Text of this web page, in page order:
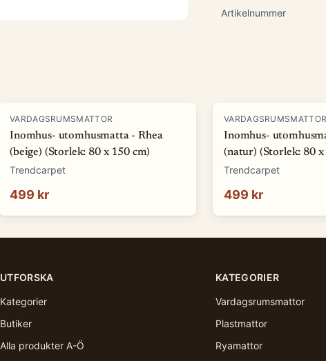
Artikelnummer
VARDAGSRUMSMATTOR
Inomhus- utomhusmatta - Rhea
(beige) (Storlek: 80 x 150 cm)
Trendcarpet
499 kr
VARDAGSRUMSMATTOR
Inomhus-
(natur) (Storlek: 80 x
Trendcarpet
499 kr
UTFORSKA
Kategorier
Butiker
Alla produkter A-Ö
KATEGORIER
Vardagsrumsmattor
Plastmattor
Ryamattor